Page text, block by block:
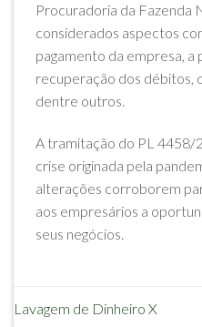
Procuradoria da Fazenda
considerados aspectos
pagamento da empresa, a
recuperação dos débitos,
dentre outros.
A tramitação do PL 4458/
crise originada pela
alterações corroborem
aos empresários a
seus negócios.
Lavagem de Dinheiro X